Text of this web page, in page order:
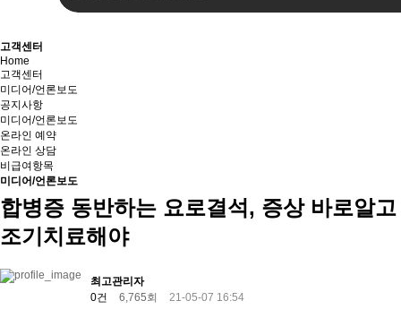
고객센터
Home
고객센터
미디어/언론보도
공지사항
미디어/언론보도
온라인 예약
온라인 상담
비급여항목
미디어/언론보도
합병증 동반하는 요로결석, 증상 바로알고
조기치료해야
최고관리자
0건
6,765회 21-05-07 16:54